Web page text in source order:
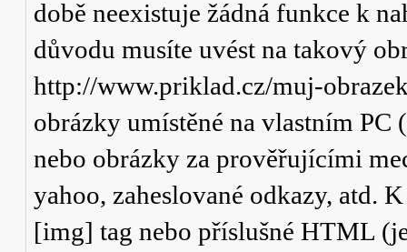
době neexistuje žádná funkce k
důvodu musíte uvést na takový
http://www.priklad.cz/muj-
obrázky umístěné na vlastním PC
nebo obrázky za prověřujícími
yahoo, zaheslované odkazy, atd.
[img] tag nebo příslušné HTML